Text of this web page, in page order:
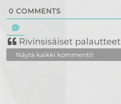
0 COMMENTS
Rivinsisäiset palautteet
Näytä kaikki kommentit